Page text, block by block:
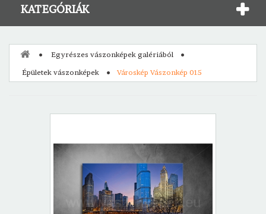
KATEGÓRIÁK
Egyrészes vászonképek galériából
Épületek vászonképek
Városkép Vászonkép 015